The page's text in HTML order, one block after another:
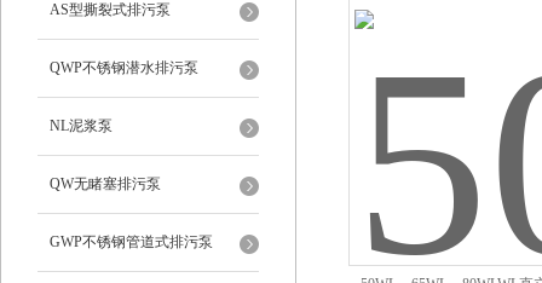
AS型撕裂式排污泵
QWP不锈钢潜水排污泵
NL泥浆泵
QW无睹塞排污泵
GWP不锈钢管道式排污泵